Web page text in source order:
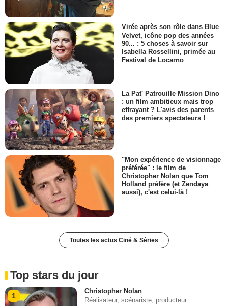
Virée après son rôle dans Blue
Velvet, icône pop des années
90... : 5 choses à savoir sur
Isabella Rossellini, primée au
Festival de Locarno
La Pat' Patrouille Mission Dino
: un film ambitieux mais trop
effrayant ? L'avis des parents
des premiers spectateurs !
"Mon expérience de visionnage
préférée" : le film de
Christopher Nolan que Tom
Holland préfère (et Zendaya
aussi), c'est celui-là !
Toutes les actus Ciné & Séries
Top stars du jour
1
Christopher Nolan
Réalisateur, scénariste, producteur